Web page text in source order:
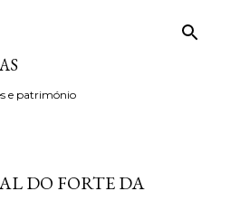
para o conteúdo principal
e património
DO FORTE DA